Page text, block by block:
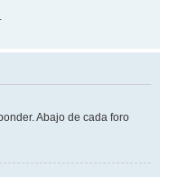
Abajo de cada foro